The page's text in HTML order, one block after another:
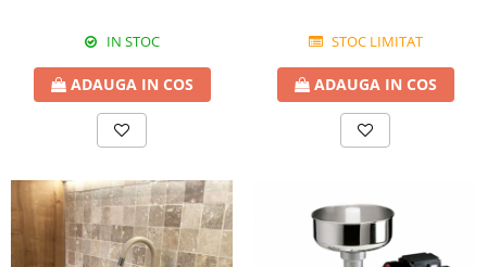
IN STOC
ADAUGA IN COS
STOC LIMITAT
ADAUGA IN COS